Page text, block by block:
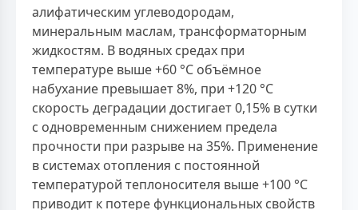
алифатическим углеводородам,
минеральным маслам, трансформаторным
жидкостям. В водяных средах при
температуре выше +60 °С объёмное
набухание превышает 8%, при +120 °С
скорость деградации достигает 0,15% в сутки
с одновременным снижением предела
прочности при разрыве на 35%. Применение
в системах отопления с постоянной
температурой теплоносителя выше +100 °С
приводит к потере функциональных свойств